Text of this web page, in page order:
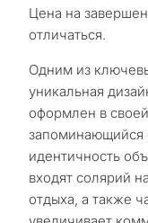
Цена на
отличаться.
Одним из
уникальная
оформлен в
запоминающийся
идентичность
входят солярий
отдыха, а также